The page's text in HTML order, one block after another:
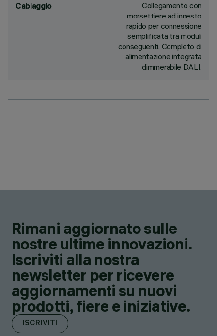
Cablaggio
Collegamento con
morsettiere ad innesto
rapido per connessione
semplificata tra moduli
conseguenti. Completo di
alimentazione integrata
dimmerabile DALI.
Rimani aggiornato sulle
nostre ultime innovazioni.
Iscriviti alla nostra
newsletter per ricevere
aggiornamenti su nuovi
prodotti, fiere e iniziative.
ISCRIVITI